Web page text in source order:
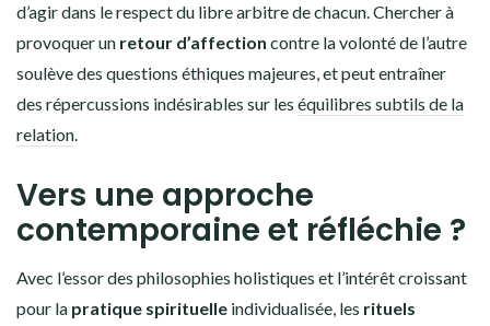
d’agir dans le respect du libre arbitre de chacun. Chercher à
provoquer un retour d’affection contre la volonté de l’autre
soulève des questions éthiques majeures, et peut entraîner
des répercussions indésirables sur les équilibres subtils de la
relation.
Vers une approche
contemporaine et réfléchie ?
Avec l’essor des philosophies holistiques et l’intérêt croissant
pour la pratique spirituelle individualisée, les rituels